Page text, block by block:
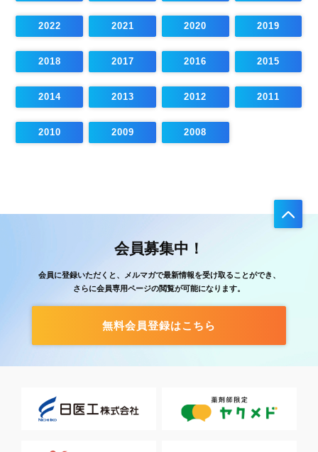
2022 2021 2020 2019
2018 2017 2016 2015
2014 2013 2012 2011
2010 2009 2008
会員募集中！
会員に登録いただくと、メルマガで最新情報を受け取ることができ、
さらに会員専用ページの閲覧が可能になります。
無料会員登録はこちら